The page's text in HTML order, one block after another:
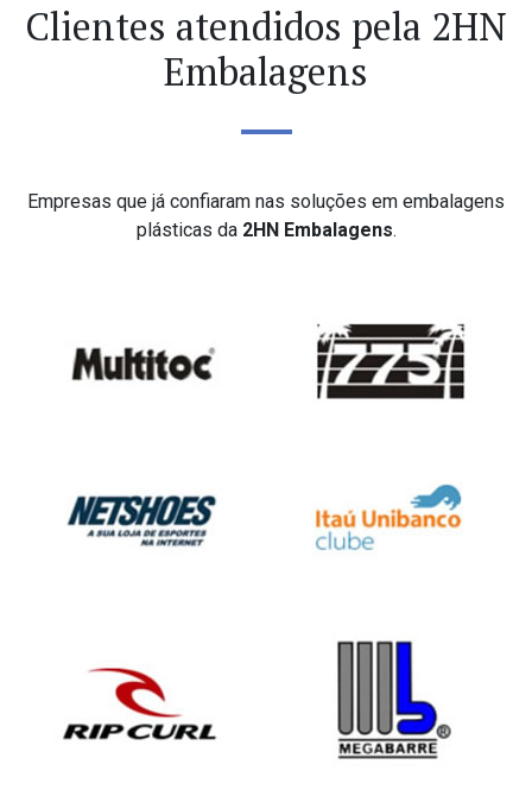
Clientes atendidos pela 2HN
Embalagens
Empresas que já confiaram nas soluções em embalagens
plásticas da 2HN Embalagens.